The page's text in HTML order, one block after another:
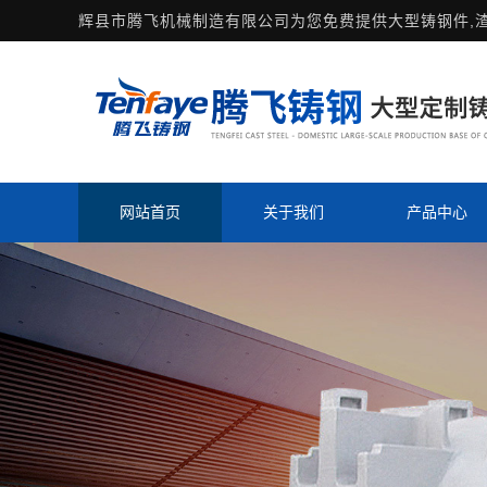
辉县市腾飞机械制造有限公司为您免费提供大型铸钢件 ,
网站首页 关于我们 产品中心